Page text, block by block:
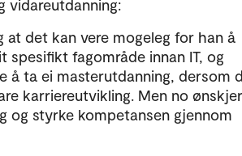
vidareutdanning:
at det kan vere mogeleg for han å
spesifikt fagområde innan IT, og
å ta ei masterutdanning, dersom
karriereutvikling. Men no
og styrke kompetansen gjennom